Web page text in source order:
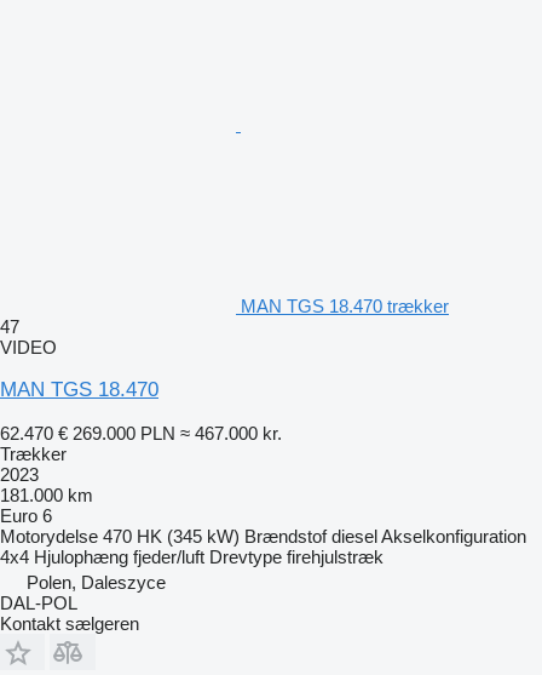
MAN TGS 18.470 trækker
47
VIDEO
MAN TGS 18.470
62.470 € 269.000 PLN ≈ 467.000 kr.
Trækker
2023
181.000 km
Euro 6
Motorydelse 470 HK (345 kW) Brændstof dieselAkselkonfiguration
4x4 Hjulophæng fjeder/luft Drevtype firehjulstræk
Polen, Daleszyce
DAL-POL
Kontakt sælgeren